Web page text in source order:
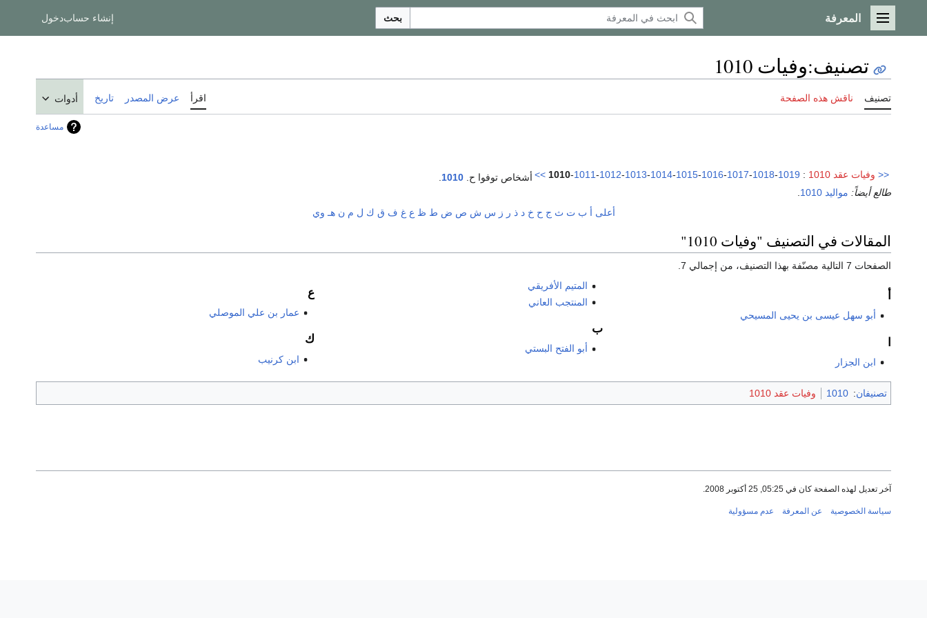
القائمة الرئيسية
المعرفة بحث إنشاء حسابدخول
تصنيف:وفيات 1010
تصنيف ناقش هذه الصفحة اقرأ عرض المصدر تاريخ أدوات
مساعدة
<< وفيات عقد 1010 :
1010-1011-1012-1013-1014-1015-1016-1017-1018-1019
>> أشخاص توفوا ح. 1010
طالع أيضاً: مواليد 1010
أعلى أ ب ت ث ج ح خ د ذ ر ز س ش ص ض ط ظ ع غ ف ق ك ل م ن هـ وي
المقالات في التصنيف "وفيات 1010"
الصفحات 7 التالية مصنّفة بهذا التصنيف، من إجمالي 7.
أبو سهل عيسى بن يحيى المسيحي
ابن الجزار
المتيم الأفريقي
المنتجب العاني
ب
أبو الفتح البستي
ع
عمار بن علي الموصلي
ك
ابن كرنيب
تصنيفان:
1010 وفيات عقد 1010
آخر تعديل لهذه الصفحة كان في 05:25, 25 أكتوبر 2008.
سياسة الخصوصية عن المعرفة عدم مسؤولية